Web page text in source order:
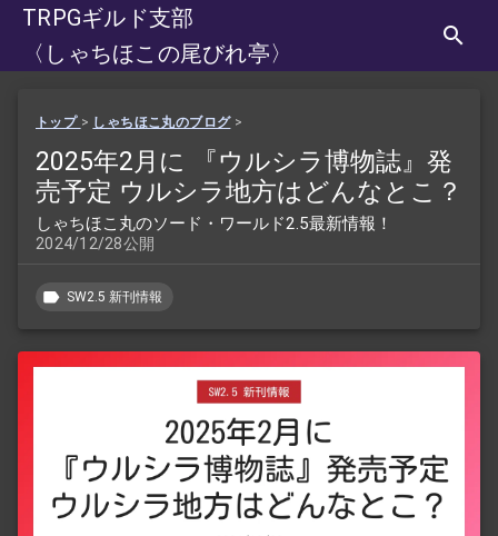
TRPGギルド支部
〈しゃちほこの尾びれ亭〉
トップ > しゃちほこ丸のブログ>
2025年2月に 『ウルシラ博物誌』発
売予定 ウルシラ地方はどんなとこ？
しゃちほこ丸のソード・ワールド2.5最新情報！
2024/12/28公開
SW2.5 新刊情報